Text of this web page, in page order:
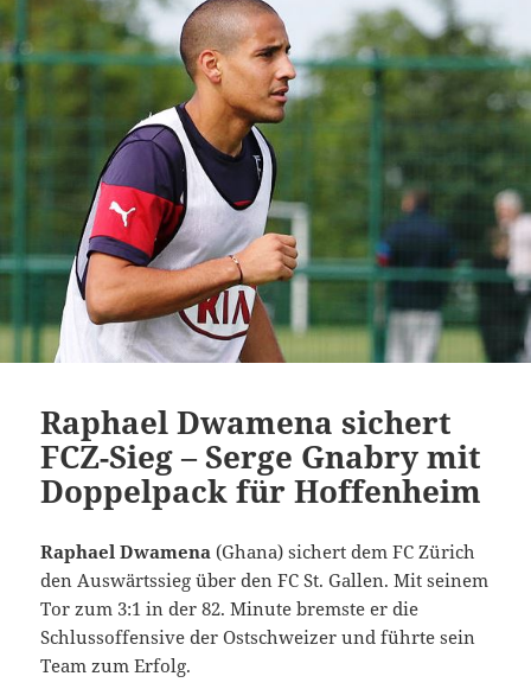
Raphael Dwamena sichert
FCZ-Sieg – Serge Gnabry mit
Doppelpack für Hoffenheim
Raphael Dwamena (Ghana) sichert dem FC Zürich
den Auswärtssieg über den FC St. Gallen. Mit seinem
Tor zum 3:1 in der 82. Minute bremste er die
Schlussoffensive der Ostschweizer und führte sein
Team zum Erfolg.